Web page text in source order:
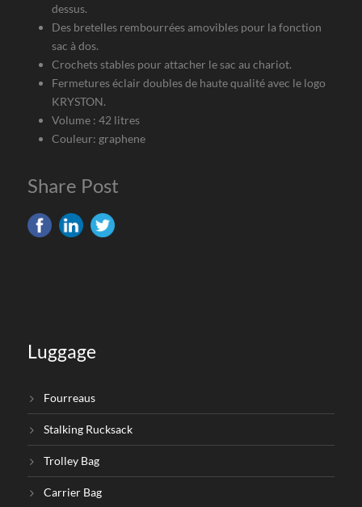
dessus.
Des bretelles rembourrées amovibles pour la fonction
sac à dos.
Crochets stables pour attacher le sac au chariot.
Fermetures éclair doubles de haute qualité avec le logo
KRYSTON.
Volume : 42 litres
Couleur: graphene
Share Post
Luggage
Fourreaus
Stalking Rucksack
Trolley Bag
Carrier Bag